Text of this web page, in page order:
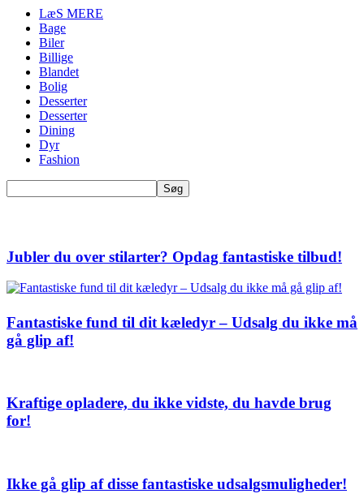
LæS MERE
Bage
Biler
Billige
Blandet
Bolig
Desserter
Desserter
Dining
Dyr
Fashion
Jubler du over stilarter? Opdag fantastiske tilbud!
Fantastiske fund til dit kæledyr – Udsalg du ikke må
gå glip af!
Kraftige opladere, du ikke vidste, du havde brug
for!
Ikke gå glip af disse fantastiske udsalgsmuligheder!